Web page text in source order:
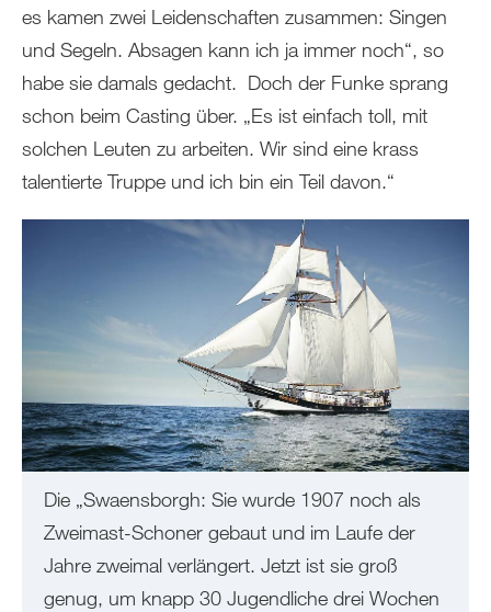
es kamen zwei Leidenschaften zusammen: Singen
und Segeln. Absagen kann ich ja immer noch“, so
habe sie damals gedacht. Doch der Funke sprang
schon beim Casting über. „Es ist einfach toll, mit
solchen Leuten zu arbeiten. Wir sind eine krass
talentierte Truppe und ich bin ein Teil davon.“
Die „Swaensborgh: Sie wurde 1907 noch als
Zweimast-Schoner gebaut und im Laufe der
Jahre zweimal verlängert. Jetzt ist sie groß
genug, um knapp 30 Jugendliche drei Wochen